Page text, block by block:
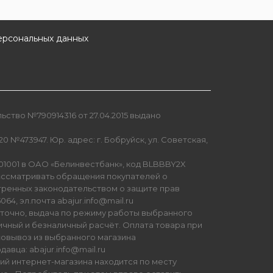
данных
№790914316 от 27.04.2015 выдано
№473947. Юр. адрес: г. Бобруйск, ул. Советская,
в ОАО «Белинвестбанк», код BLBBBY2X
обращения покупателей о
законодательством о защите прав
эл.почта abajur.info@mail.ru
выдача по режиму работы выбранного
и безналичный расчёт. Оплата товара при
из выбранного магазина
abajur.info@mail.ru
интернет-магазина находится по месту